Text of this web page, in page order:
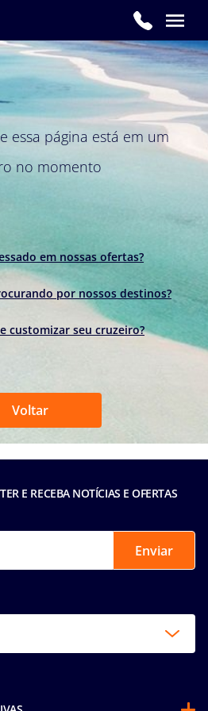
essa página está em um
no momento
em nossas ofertas?
por nossos destinos?
customizar seu cruzeiro?
Voltar
E RECEBA NOTÍCIAS E OFERTAS
Enviar